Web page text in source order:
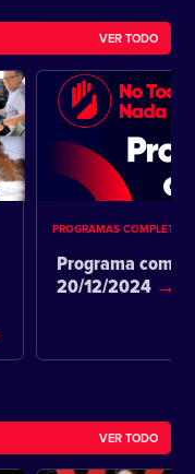
VER TODO
PROGRAMAS COMPLETOS
Programa
20/12/2024
VER TODO